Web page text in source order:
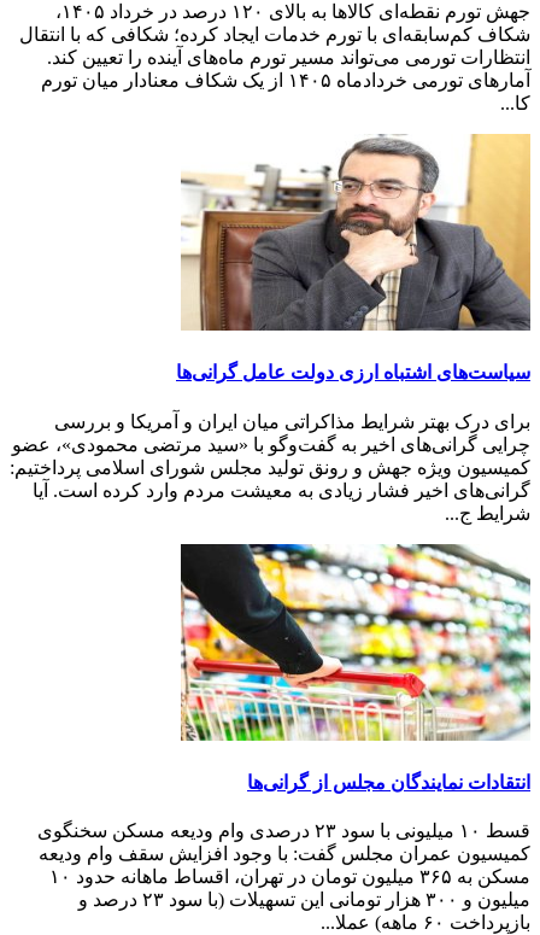
جهش تورم نقطه‌ای کالاها به بالای ۱۲۰ درصد در خرداد ۱۴۰۵،
شکاف کم‌سابقه‌ای با تورم خدمات ایجاد کرده؛ شکافی که با انتقال
انتظارات تورمی می‌تواند مسیر تورم ماه‌های آینده را تعیین کند.
آمارهای تورمی خردادماه ۱۴۰۵ از یک شکاف معنادار میان تورم
کا...
سیاست‌های اشتباه ارزی دولت عامل گرانی‌ها
برای درک بهتر شرایط مذاکراتی میان ایران و آمریکا و بررسی
چرایی گرانی‌های اخیر به گفت‌وگو با «سید مرتضی محمودی»، عضو
کمیسیون ویژه جهش و رونق تولید مجلس شورای اسلامی پرداختیم:
گرانی‌های اخیر فشار زیادی به معیشت مردم وارد کرده است. آیا
شرایط ج...
انتقادات نمایندگان مجلس از گرانی‌ها
قسط ۱۰ میلیونی با سود ۲۳ درصدی وام ودیعه مسکن سخنگوی
کمیسیون عمران مجلس گفت: با وجود افزایش سقف وام ودیعه
مسکن به ۳۶۵ میلیون تومان در تهران، اقساط ماهانه حدود ۱۰
میلیون و ۳۰۰ هزار تومانی این تسهیلات (با سود ۲۳ درصد و
بازپرداخت ۶۰ ماهه) عملا...